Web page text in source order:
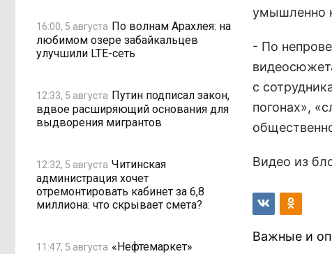
16:00, 5 августа По волнам Арахлея: на
любимом озере забайкальцев
улучшили LTE-сеть
12:33, 5 августа Путин подписал закон,
вдвое расширяющий основания для
выдворения мигрантов
12:32, 5 августа Читинская
администрация хочет
отремонтировать кабинет за 6,8
миллиона: что скрывает смета?
11:47, 5 августа «Нефтемаркет»
умышленно
- По
с
погонах»,
Видео из
Важные и